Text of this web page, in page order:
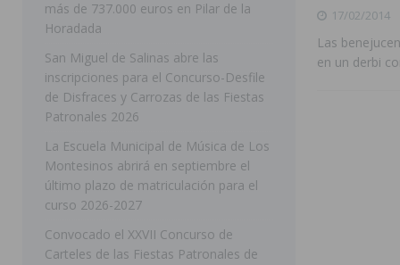
los desplazamientos
ORIHUELA
Orihuela acogerá una sesión
ORIHUELA
[ 06/08/2026 ]
Redován presenta la programación de
[ 06/08/2026 ] El PSOE denuncia una nueva prórroga
[ 06/08/2026 ]
La Diputación destina dos millones
ellos varios de la Vega Baja
[ 06/08/2026 ] Vegavacaciones 2026 amplía su
17/02/2014
Las
en un derbi
más de 737.000 euros en Pilar de la
Horadada
San Miguel de Salinas abre las
inscripciones para el Concurso-Desfile
de Disfraces y Carrozas de las Fiestas
Patronales 2026
La Escuela Municipal de Música de Los
Montesinos abrirá en septiembre el
último plazo de matriculación para el
curso 2026-2027
Convocado el XXVII Concurso de
Carteles de las Fiestas Patronales de